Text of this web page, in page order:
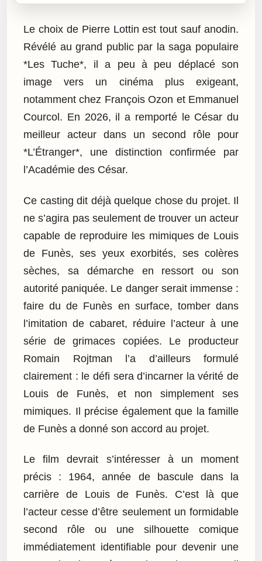
Le choix de Pierre Lottin est tout sauf anodin.
Révélé au grand public par la saga populaire
*Les Tuche*, il a peu à peu déplacé son
image vers un cinéma plus exigeant,
notamment chez François Ozon et Emmanuel
Courcol. En 2026, il a remporté le César du
meilleur acteur dans un second rôle pour
*L’Étranger*, une distinction confirmée par
l’Académie des César.
Ce casting dit déjà quelque chose du projet. Il
ne s’agira pas seulement de trouver un acteur
capable de reproduire les mimiques de Louis
de Funès, ses yeux exorbités, ses colères
sèches, sa démarche en ressort ou son
autorité paniquée. Le danger serait immense :
faire du de Funès en surface, tomber dans
l’imitation de cabaret, réduire l’acteur à une
série de grimaces copiées. Le producteur
Romain Rojtman l’a d’ailleurs formulé
clairement : le défi sera d’incarner la vérité de
Louis de Funès, et non simplement ses
mimiques. Il précise également que la famille
de Funès a donné son accord au projet.
Le film devrait s’intéresser à un moment
précis : 1964, année de bascule dans la
carrière de Louis de Funès. C’est là que
l’acteur cesse d’être seulement un formidable
second rôle ou une silhouette comique
immédiatement identifiable pour devenir une